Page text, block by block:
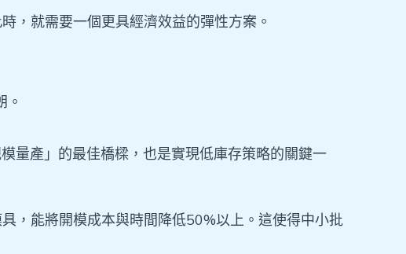
，就需要一個更具經濟效益的彈性方案。
量產」的最佳橋樑，也是實現低庫存策略的關鍵一
，能將開模成本與時間降低50%以上。這使得中小批